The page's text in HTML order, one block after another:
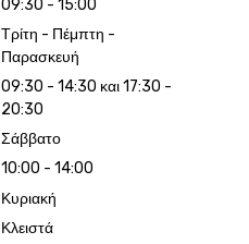
09:30 - 15:00
Τρίτη - Πέμπτη -
Παρασκευή
09:30 - 14:30 και 17:30 -
20:30
Σάββατο
10:00 - 14:00
Κυριακή
Κλειστά